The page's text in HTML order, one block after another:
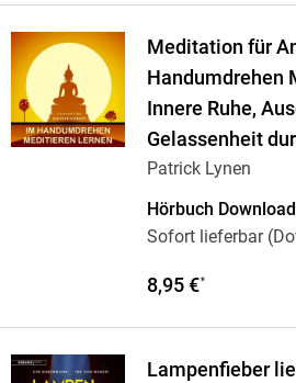
Meditation für
Handumdrehen
Innere Ruhe,
Gelassenheit
Patrick Lynen
Hörbuch Download
Sofort lieferbar
8,95 €*
Lampenfieber